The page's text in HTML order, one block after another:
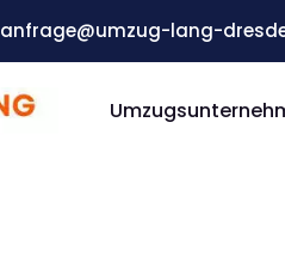
anfrage@umzug-lang-